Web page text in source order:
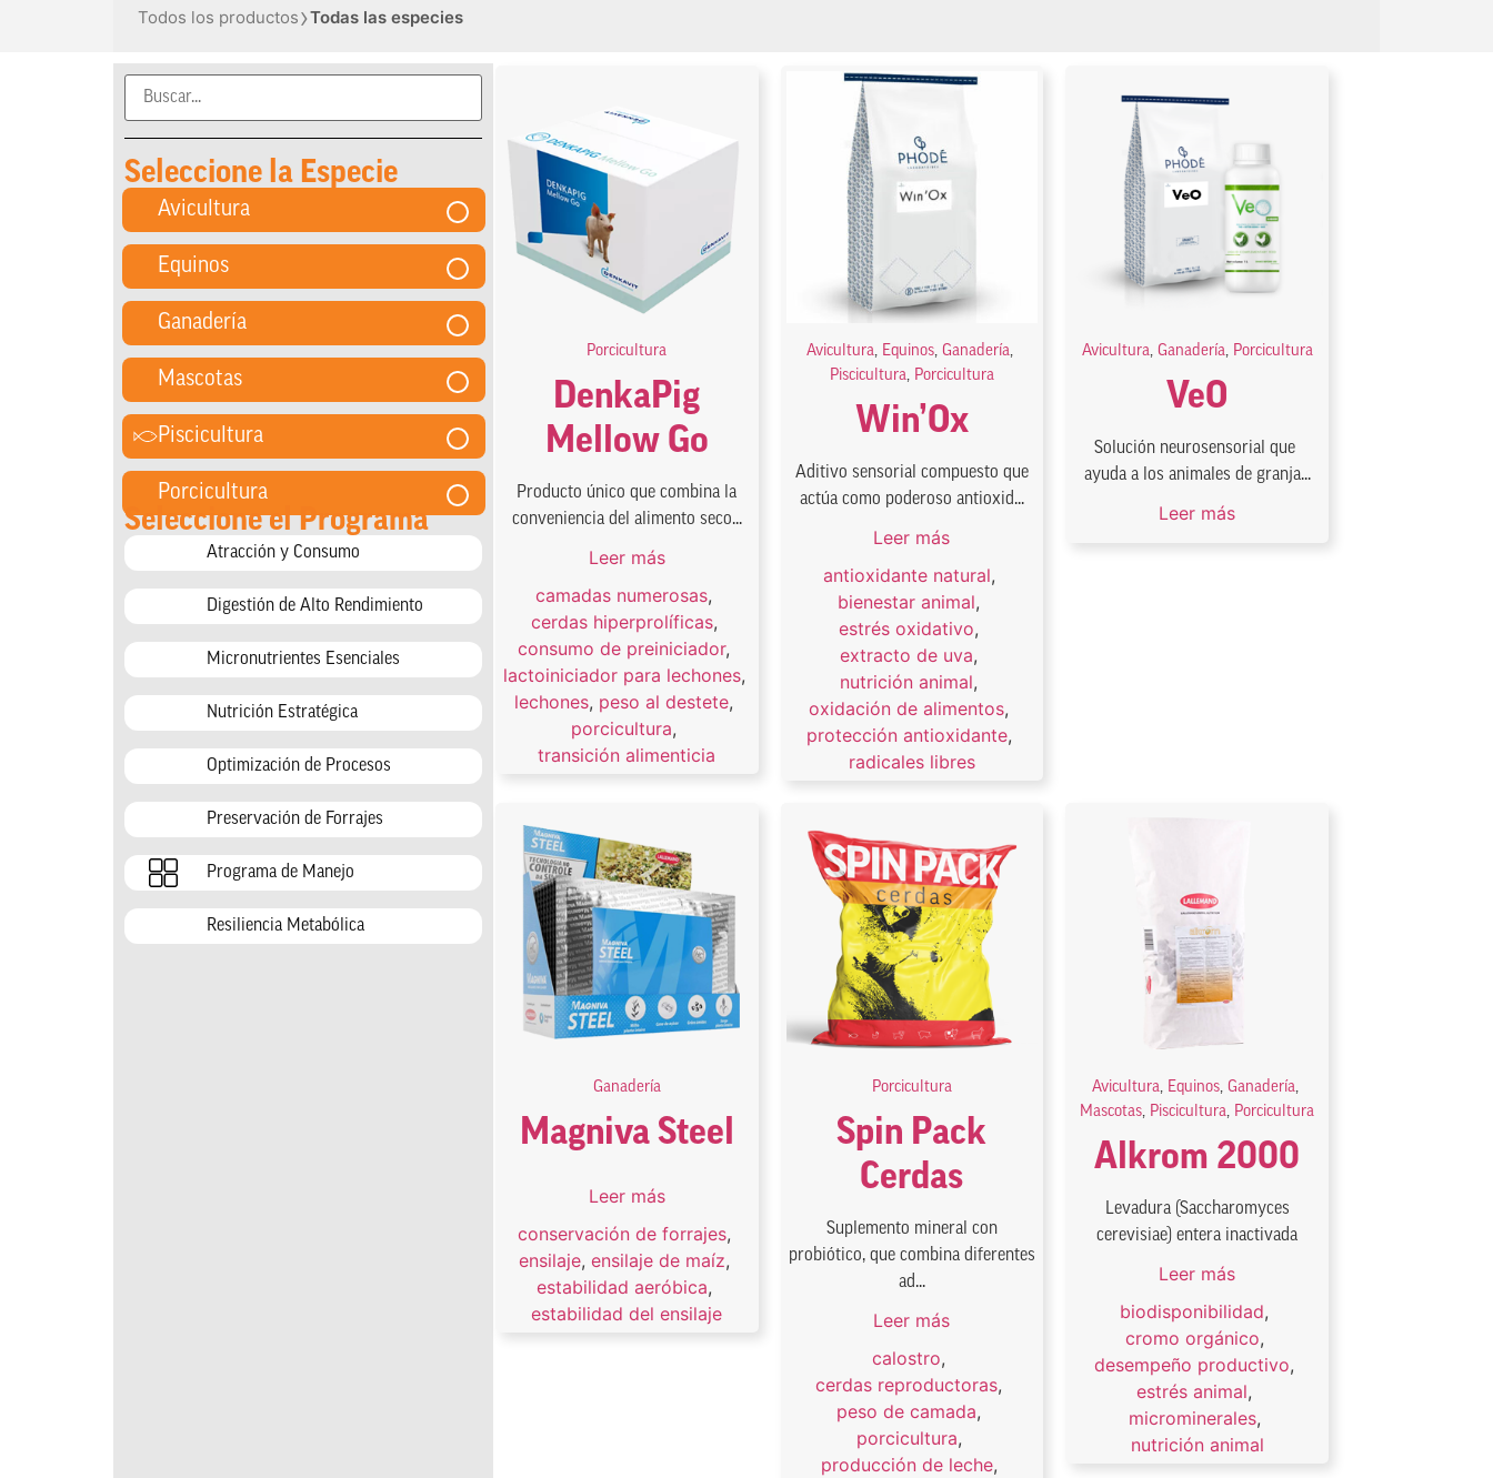
Todos los productos›Todas las especies
Seleccione la Especie
Avicultura
Equinos
Ganadería
Mascotas
Piscicultura
Porcicultura
Seleccione el Programa
Atracción y Consumo
Digestión de Alto Rendimiento
Micronutrientes Esenciales
Nutrición Estratégica
Optimización de Procesos
Preservación de Forrajes
Programa de Manejo
Resiliencia Metabólica
Porcicultura
DenkaPig
Mellow Go
Producto único que combina la
conveniencia del alimento seco...
Leer más
camadas numerosas,
cerdas hiperprolíficas,
consumo de preiniciador,
lactoiniciador para lechones,
lechones, peso al destete,
porcicultura,
transición alimenticia
Avicultura, Equinos, Ganadería,
Piscicultura, Porcicultura
Win’Ox
Aditivo sensorial compuesto que
actúa como poderoso antioxid...
Leer más
antioxidante natural,
bienestar animal,
estrés oxidativo,
extracto de uva,
nutrición animal,
oxidación de alimentos,
protección antioxidante,
radicales libres
Avicultura, Ganadería, Porcicultura
VeO
Solución neurosensorial que
ayuda a los animales de granja...
Leer más
Ganadería
Magniva Steel
Leer más
conservación de forrajes,
ensilaje, ensilaje de maíz,
estabilidad aeróbica,
estabilidad del ensilaje
Porcicultura
Spin Pack
Cerdas
Suplemento mineral con
probiótico, que combina diferentes
ad...
Leer más
calostro,
cerdas reproductoras,
peso de camada,
porcicultura,
producción de leche,
Avicultura, Equinos, Ganadería,
Mascotas, Piscicultura, Porcicultura
Alkrom 2000
Levadura (Saccharomyces
cerevisiae) entera inactivada
Leer más
biodisponibilidad,
cromo orgánico,
desempeño productivo,
estrés animal,
microminerales,
nutrición animal